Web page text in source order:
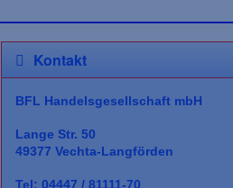
Kontakt
BFL HandelsgesellschaftmbH
Lange Str. 50
49377 Vechta-Langförden
Tel: 04447 / 81111-70